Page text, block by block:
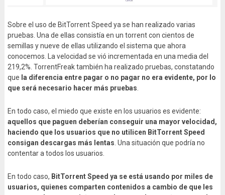
Sobre el uso de BitTorrent Speed ya se han realizado varias
pruebas. Una de ellas consistía en un torrent con cientos de
semillas y nueve de ellas utilizando el sistema que ahora
conocemos. La velocidad se vió incrementada en una media del
219,2%. TorrentFreak también ha realizado pruebas, constatando
que la diferencia entre pagar o no pagar no era evidente, por lo
que será necesario hacer más pruebas
En todo caso, el miedo que existe en los usuarios es evidente:
aquellos que paguen deberían conseguir una mayor velocidad,
haciendo que los usuarios que no utilicen BitTorrent Speed
consigan descargas más lentas . Una situación que podría no
contentar a todos los usuarios.
En todo caso, BitTorrent Speed ya se está usando por miles de
usuarios, quienes comparten contenidos a cambio de que les